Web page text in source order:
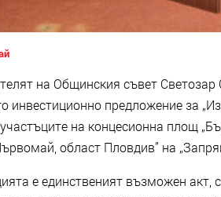
на Общинския съвет
инвестиционно предложение за
на концесионна площ
област Пловдив” на
е единственият възможен